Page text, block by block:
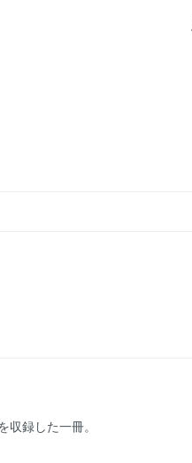
収録した一冊。